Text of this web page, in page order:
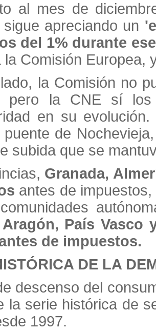
al mes de
sigue apreciando un
del 1% durante
la Comisión Europea,
la Comisión no
pero la CNE sí los
en su
puente de
subida que se
Granada,
antes de
Aragón, País Vasco
de impuestos.
DE LA
descenso del
la serie histórica de
1997.